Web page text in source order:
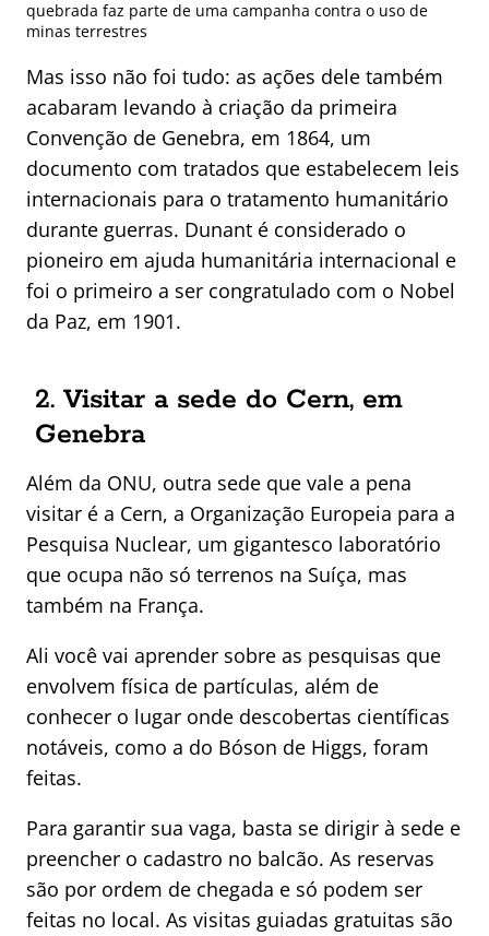
quebrada faz parte de uma campanha contra o uso de
minas terrestres
Mas isso não foi tudo: as ações dele também
acabaram levando à criação da primeira
Convenção de Genebra, em 1864, um
documento com tratados que estabelecem leis
internacionais para o tratamento humanitário
durante guerras. Dunant é considerado o
pioneiro em ajuda humanitária internacional e
foi o primeiro a ser congratulado com o Nobel
da Paz, em 1901.
2. Visitar a sede do Cern, em
Genebra
Além da ONU, outra sede que vale a pena
visitar é a Cern, a Organização Europeia para a
Pesquisa Nuclear, um gigantesco laboratório
que ocupa não só terrenos na Suíça, mas
também na França.
Ali você vai aprender sobre as pesquisas que
envolvem física de partículas, além de
conhecer o lugar onde descobertas científicas
notáveis, como a do Bóson de Higgs, foram
feitas.
Para garantir sua vaga, basta se dirigir à sede e
preencher o cadastro no balcão. As reservas
são por ordem de chegada e só podem ser
feitas no local. As visitas guiadas gratuitas são